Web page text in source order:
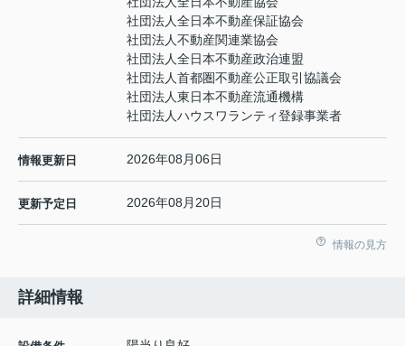
社団法人全日本不動産保証協会
社団法人不動産関連業協会
社団法人全日本不動産政治連盟
社団法人首都圏不動産公正取引協議会
社団法人東日本不動産流通機構
社団法人ハウスワランティ登録事業者
情報更新日 2026年08月06日
更新予定日 2026年08月20日
情報の見方
詳細情報